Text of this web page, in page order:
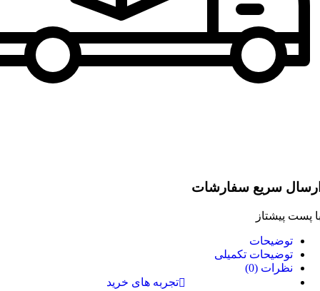
سریع سفارشات
پست پیشتاز
توضیحات
توضیحات تکمیلی
نظرات (0)
تجربه های خرید